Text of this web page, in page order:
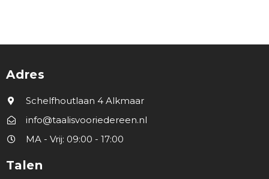
Adres
Schelfhoutlaan 4 Alkmaar
info@taalisvooriedereen.nl
MA - Vrij: 09:00 - 17:00
Talen